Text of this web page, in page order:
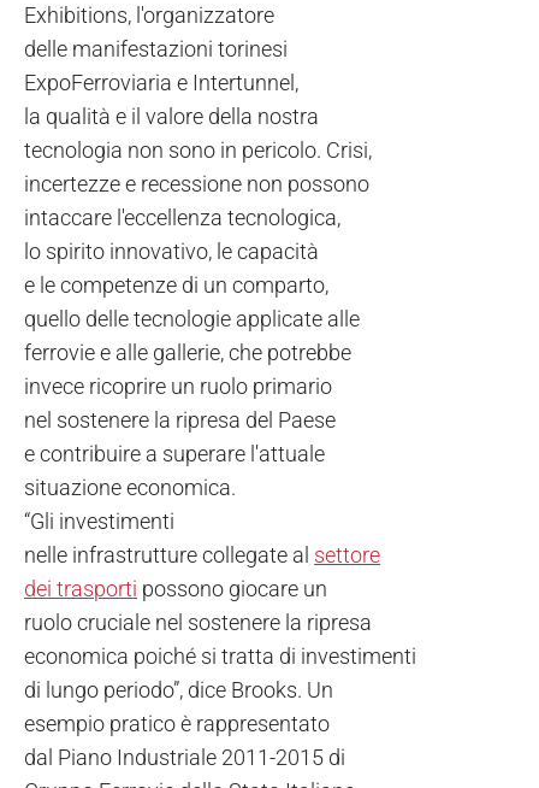
Exhibitions, l'organizzatore
delle manifestazioni torinesi
ExpoFerroviaria e Intertunnel,
la qualità e il valore della nostra
tecnologia non sono in pericolo. Crisi,
incertezze e recessione non possono
intaccare l'eccellenza tecnologica,
lo spirito innovativo, le capacità
e le competenze di un comparto,
quello delle tecnologie applicate alle
ferrovie e alle gallerie, che potrebbe
invece ricoprire un ruolo primario
nel sostenere la ripresa del Paese
e contribuire a superare l'attuale
situazione economica.
“Gli investimenti
nelle infrastrutture collegate al settore
dei trasporti possono giocare un
ruolo cruciale nel sostenere la ripresa
economica poiché si tratta di investimenti
di lungo periodo”, dice Brooks. Un
esempio pratico è rappresentato
dal Piano Industriale 2011-2015 di